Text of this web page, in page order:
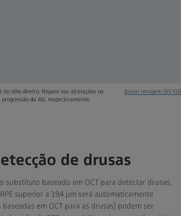
no olho direito. Repare nas alterações na
da AG, respectivamente.
Baixar imagem (85 KB)
de drusas
substituto baseado em OCT para detectar drusas,
superior a 19,4 μm será automaticamente
em OCT para as drusas) podem ser